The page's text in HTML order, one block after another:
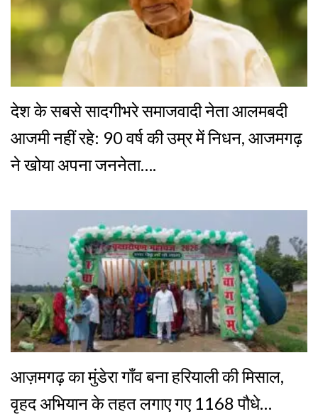
देश के सबसे सादगीभरे समाजवादी नेता आलमबदी
आजमी नहीं रहे: 90 वर्ष की उम्र में निधन, आजमगढ़
ने खोया अपना जननेता….
आज़मगढ़ का मुंडेरा गाँव बना हरियाली की मिसाल,
वृहद अभियान के तहत लगाए गए 1168 पौधे…